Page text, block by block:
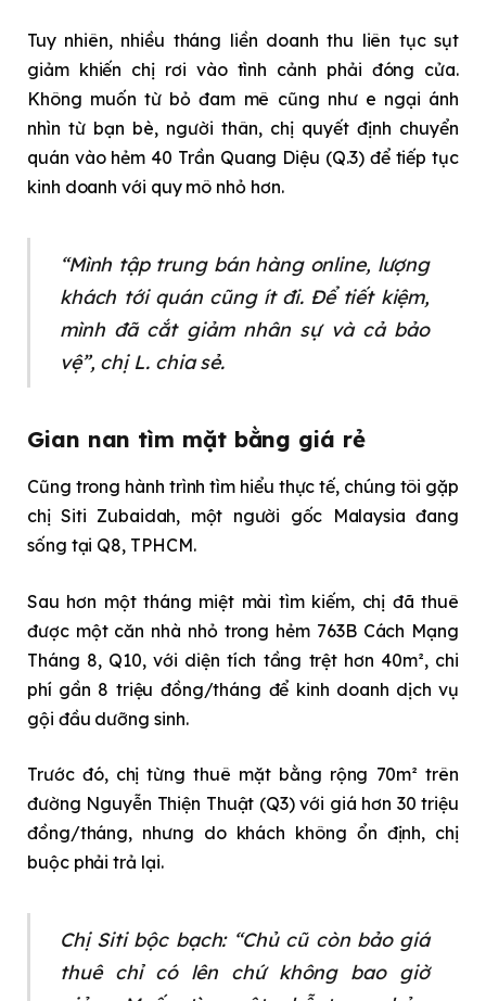
Tuy nhiên, nhiều tháng liền doanh thu liên tục sụt
giảm khiến chị rơi vào tình cảnh phải đóng cửa.
Không muốn từ bỏ đam mê cũng như e ngại ánh
nhìn từ bạn bè, người thân, chị quyết định chuyển
quán vào hẻm 40 Trần Quang Diệu (Q.3) để tiếp tục
kinh doanh với quy mô nhỏ hơn.
“Mình tập trung bán hàng online, lượng
khách tới quán cũng ít đi. Để tiết kiệm,
mình đã cắt giảm nhân sự và cả bảo
vệ”, chị L. chia sẻ.
Gian nan tìm mặt bằng giá rẻ
Cũng trong hành trình tìm hiểu thực tế, chúng tôi gặp
chị Siti Zubaidah, một người gốc Malaysia đang
sống tại Q8, TPHCM.
Sau hơn một tháng miệt mài tìm kiếm, chị đã thuê
được một căn nhà nhỏ trong hẻm 763B Cách Mạng
Tháng 8, Q10, với diện tích tầng trệt hơn 40m², chi
phí gần 8 triệu đồng/tháng để kinh doanh dịch vụ
gội đầu dưỡng sinh.
Trước đó, chị từng thuê mặt bằng rộng 70m² trên
đường Nguyễn Thiện Thuật (Q3) với giá hơn 30 triệu
đồng/tháng, nhưng do khách không ổn định, chị
buộc phải trả lại.
Chị Siti bộc bạch: “Chủ cũ còn bảo giá
thuê chỉ có lên chứ không bao giờ